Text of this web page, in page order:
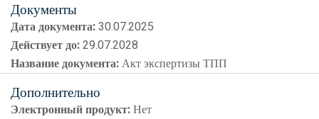
Документы
Дата документа:30.07.2025
Действует до:29.07.2028
Название документа:Акт экспертизы ТПП
Дополнительно
Электронный продукт:Нет